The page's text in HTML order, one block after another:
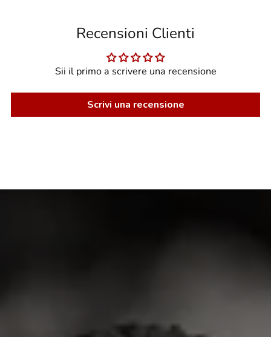
Recensioni Clienti
Sii il primo a scrivere una recensione
Scrivi una recensione